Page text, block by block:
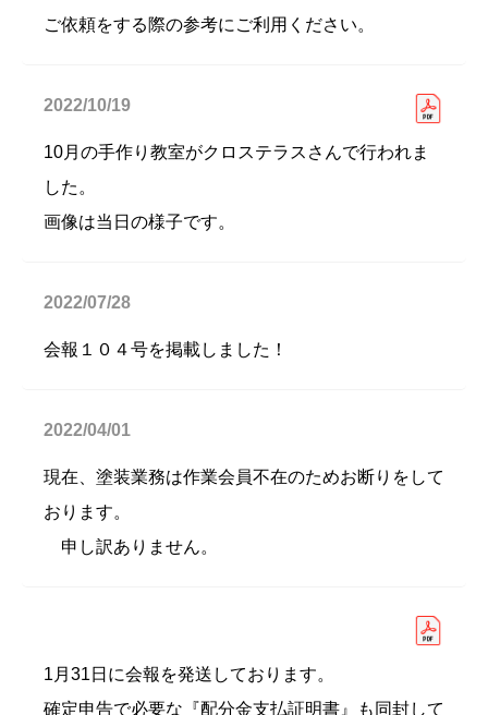
ご依頼をする際の参考にご利用ください。
2022/10/19
10月の手作り教室がクロステラスさんで行われま
した。
画像は当日の様子です。
2022/07/28
会報１０４号を掲載しました！
2022/04/01
現在、塗装業務は作業会員不在のためお断りをして
おります。
申し訳ありません。
1月31日に会報を発送しております。
確定申告で必要な『配分金支払証明書』も同封して